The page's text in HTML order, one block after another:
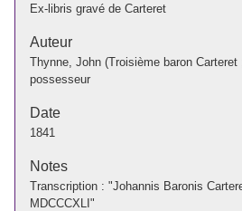
Ex-libris gravé de Carteret
Auteur
Thynne, John (Troisième baron Carteret
possesseur
Date
1841
Notes
Transcription : "Johannis Baronis
MDCCCXLI"